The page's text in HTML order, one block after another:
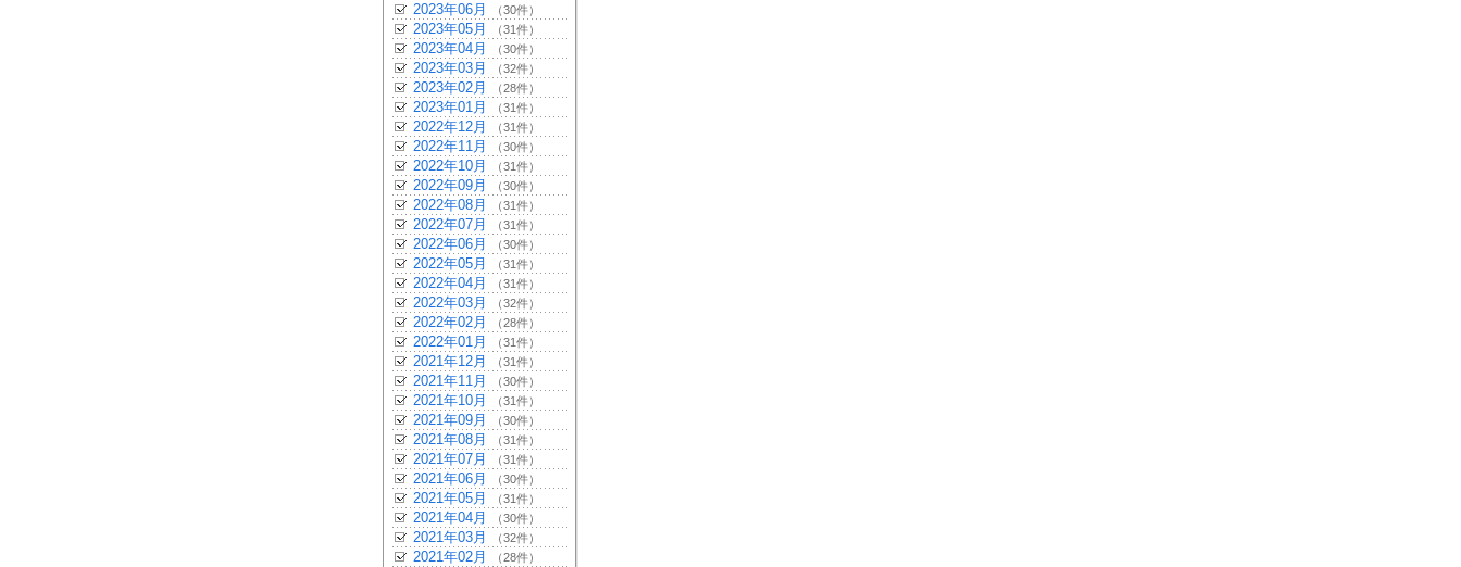
2023年06月 （30件）
2023年05月 （31件）
2023年04月 （30件）
2023年03月 （32件）
2023年02月 （28件）
2023年01月 （31件）
2022年12月 （31件）
2022年11月 （30件）
2022年10月 （31件）
2022年09月 （30件）
2022年08月 （31件）
2022年07月 （31件）
2022年06月 （30件）
2022年05月 （31件）
2022年04月 （31件）
2022年03月 （32件）
2022年02月 （28件）
2022年01月 （31件）
2021年12月 （31件）
2021年11月 （30件）
2021年10月 （31件）
2021年09月 （30件）
2021年08月 （31件）
2021年07月 （31件）
2021年06月 （30件）
2021年05月 （31件）
2021年04月 （30件）
2021年03月 （32件）
2021年02月 （28件）